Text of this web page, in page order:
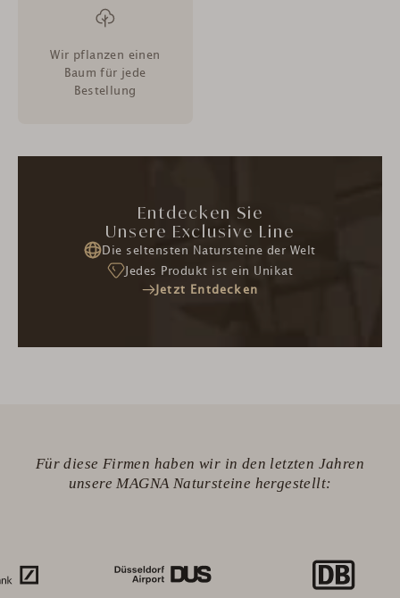
Wir pflanzen einen
Baum für jede
Bestellung
Entdecken Sie
Unsere Exclusive Line
Die seltensten Natursteine der Welt
Jedes Produkt ist ein Unikat
Jetzt Entdecken
Für diese Firmen haben wir in den letzten Jahren
unsere MAGNA Natursteine hergestellt: